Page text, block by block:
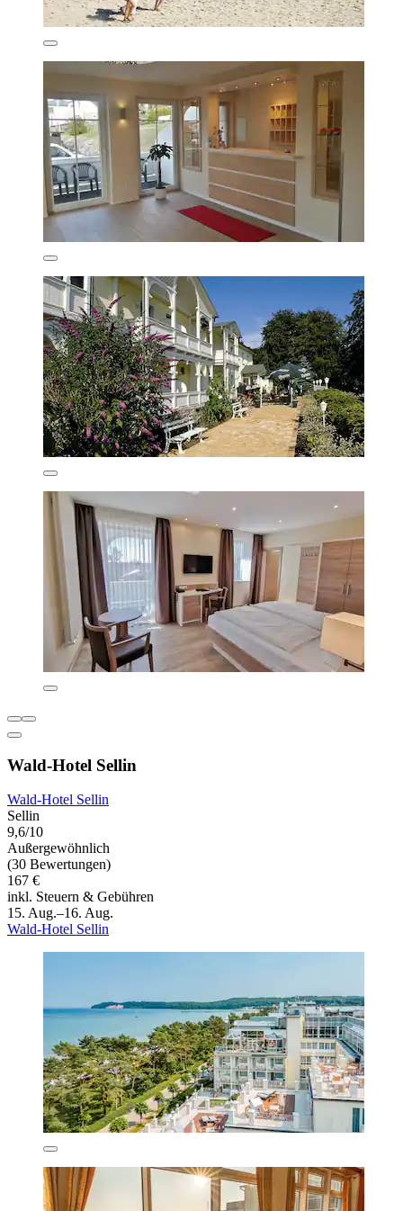
Wald-Hotel Sellin
Wald-Hotel Sellin
Sellin
9,6/10
Außergewöhnlich
(30 Bewertungen)
167 €
inkl. Steuern & Gebühren
15. Aug.–16. Aug.
Wald-Hotel Sellin